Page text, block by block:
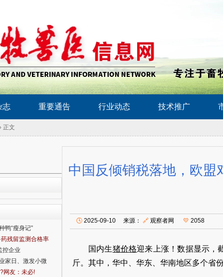
志 重要通告 行业动态 技术推广
正文
鸭“瘦身记”
残留监测合格率
控企业
家日、激发小微
网友：未必!
中国反倾销税落地，欧盟
🕓 2025-09-10 来源： 🔗 观察者网 💛 2058
国内生猪价格迎来上涨！数据显示，
斤。其中，华中、华东、华南地区多个省